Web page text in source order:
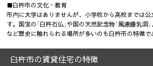
■臼杵市の文化・教育
市内に大学はありませんが、小学校から高校までは
す。国宝の「臼杵石仏」や国の天然記念物「風連鍾乳洞
など歴史に触れられる場所が多いのも臼杵市の特徴で
臼杵市の賃貸住宅の特徴